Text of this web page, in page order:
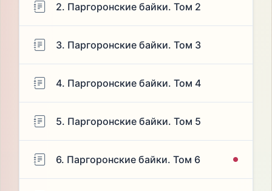
2. Паргоронские байки. Том 2
3. Паргоронские байки. Том 3
4. Паргоронские байки. Том 4
5. Паргоронские байки. Том 5
6. Паргоронские байки. Том 6